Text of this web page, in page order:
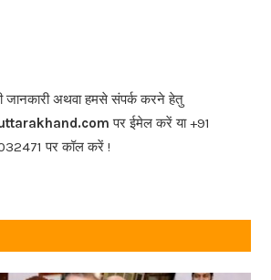
जानकारी अथवा हमसे संपर्क करने हेतु
पर ईमेल करें या +91
पर कॉल करें !